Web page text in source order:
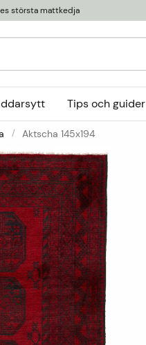
största mattkedja
Ryamattor
Röllakanmattor
Trasmattor
Ullmattor
Utemattor
Viskosmattor
Tillbehör
Öglade mattor
Tips och guider
Aktscha 145x194